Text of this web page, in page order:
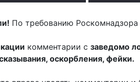
По требованию
комментарии с заведомо
оскорбления, фейки.